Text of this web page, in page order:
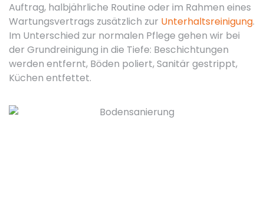
Auftrag, halbjährliche Routine oder im Rahmen eines
Wartungsvertrags zusätzlich zur Unterhaltsreinigung.
Im Unterschied zur normalen Pflege gehen wir bei
der Grundreinigung in die Tiefe: Beschichtungen
werden entfernt, Böden poliert, Sanitär gestrippt,
Küchen entfettet.